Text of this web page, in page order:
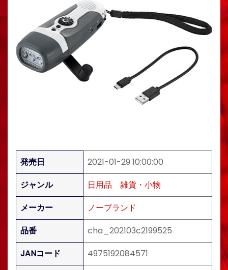
発売日
2021-01-29 10:00:00
ジャンル
日用品
雑貨・小物
メーカー
ノーブランド
品番
cha_202103c2199525
JANコード
4975192084571